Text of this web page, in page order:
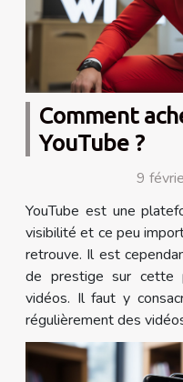
Comment
YouTube ?
9
YouTube est une
visibilité et ce peu
retrouve. Il est
de prestige sur cette
vidéos. Il faut y
régulièrement des